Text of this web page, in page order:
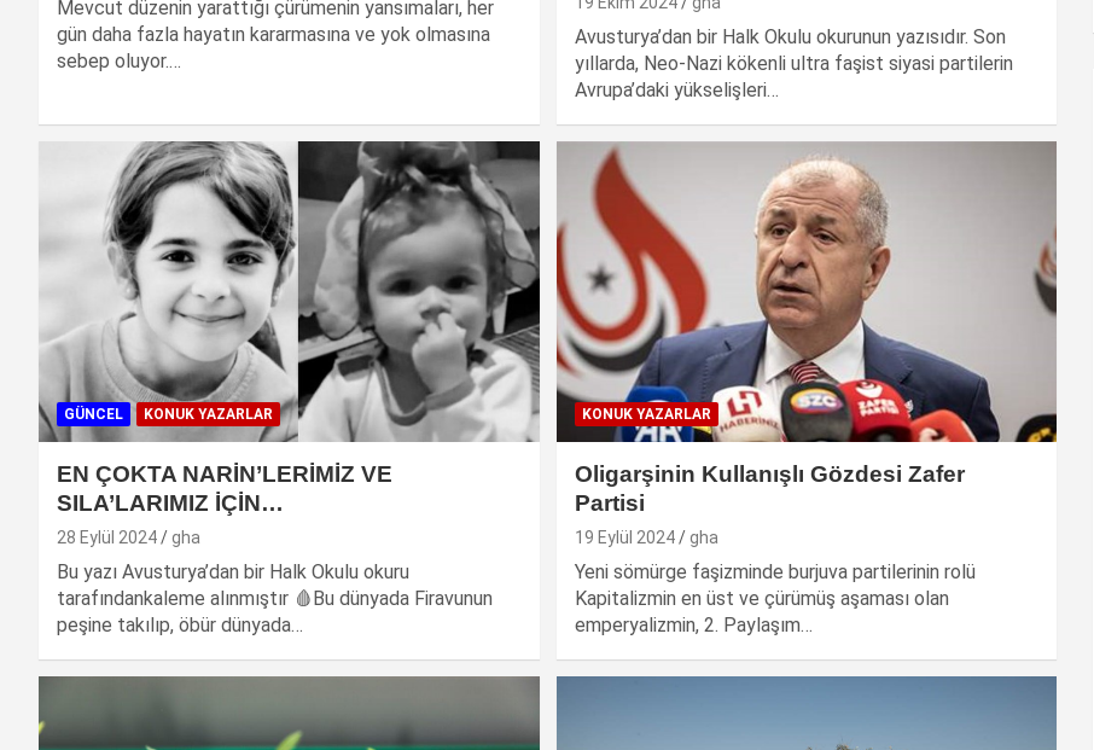
Mevcut düzenin yarattığı çürümenin yansımaları, her
gün daha fazla hayatın kararmasına ve yok olmasına
sebep oluyor.…
Avusturya’dan bir Halk Okulu okurunun yazısıdır. Son
yıllarda, Neo-Nazi kökenli ultra faşist siyasi partilerin
Avrupa’daki yükselişleri…
GÜNCEL KONUK YAZARLAR
EN ÇOKTA NARİN’LERİMİZ VE
SILA’LARIMIZ İÇİN…
28 Eylül 2024 gha
Bu yazı Avusturya’dan bir Halk Okulu okuru
tarafındankaleme alınmıştır 🩸Bu dünyada Firavunun
peşine takılıp, öbür dünyada…
KONUK YAZARLAR
Oligarşinin Kullanışlı Gözdesi Zafer
Partisi
19 Eylül 2024 gha
Yeni sömürge faşizminde burjuva partilerinin rolü
Kapitalizmin en üst ve çürümüş aşaması olan
emperyalizmin, 2. Paylaşım…